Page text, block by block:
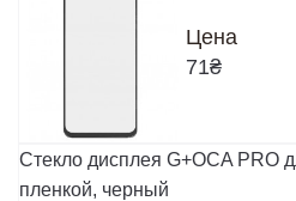
Цена
71₴
Стекло дисплея G+OCA PRO
пленкой, черный